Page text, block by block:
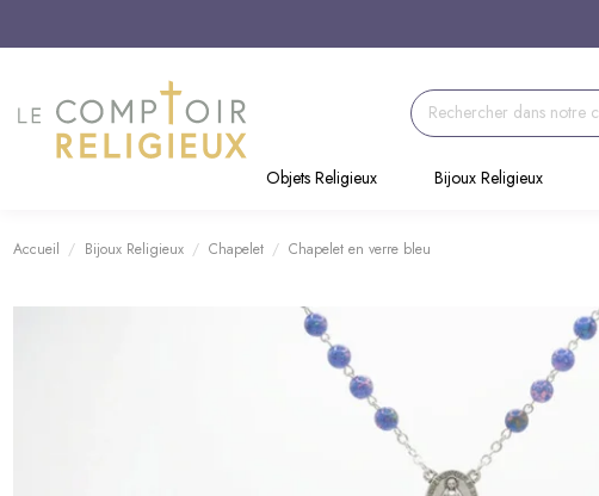
Objets Religieux
Bijoux Religieux
Accueil Bijoux Religieux Chapelet Chapelet en verre bleu